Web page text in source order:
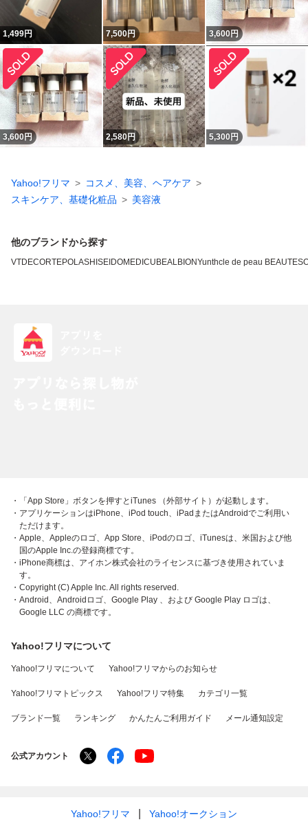
1,499円 7,500円 3,600円
3,600円 2,580円 5,300 円
Yahoo!フリマ
コスメ、美容、ヘアケア
スキンケア、基礎化粧品
美容液
他のブランドから探す
VTDECORTEPOLASHISEIDOMEDICUBEALBIONYunthcle de peau BEAUTE
・「App Store」ボタンを押すとiTunes （外部サイト）が起動します。
・アプリケーションはiPhone、iPod touch、iPadまたはAndroidでご利用い
ただけます。
・Apple、Appleのロゴ、App Store、iPodのロゴ、iTunesは、米国および他
国のApple Inc.の登録商標です。
・iPhone商標は、アイホン株式会社のライセンスに基づき使用されていま
す。
・Copyright (C) Apple Inc. All rights reserved.
・Android、Androidロゴ、Google Play 、および Google Play ロゴは、
Google LLC の商標です。
Yahoo!フリマについて
Yahoo!フリマについて Yahoo!フリマからのお知らせ
Yahoo!フリマトピックス Yahoo!フリマ特集 カテゴリ一覧
ブランド一覧 ランキング かんたんご利用ガイド メール通知設定
公式アカウント
Yahoo!フリマ Yahoo!オークション